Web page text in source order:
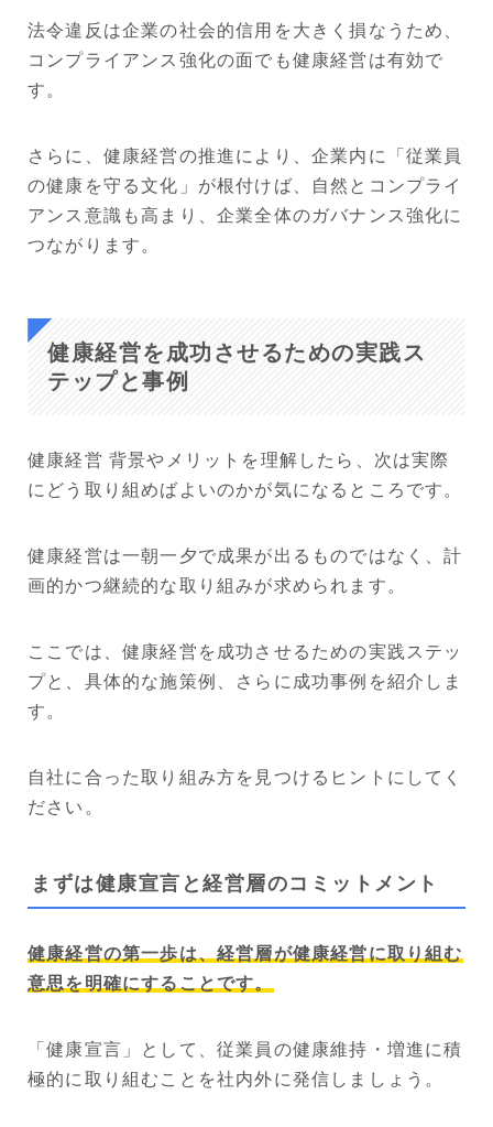
法令違反は企業の社会的信用を大きく損なうため、
コンプライアンス強化の面でも健康経営は有効で
す。
さらに、健康経営の推進により、企業内に「従業員
の健康を守る文化」が根付けば、自然とコンプライ
アンス意識も高まり、企業全体のガバナンス強化に
つながります。
健康経営を成功させるための実践ス
テップと事例
健康経営 背景やメリットを理解したら、次は実際
にどう取り組めばよいのかが気になるところです。
健康経営は一朝一夕で成果が出るものではなく、計
画的かつ継続的な取り組みが求められます。
ここでは、健康経営を成功させるための実践ステッ
プと、具体的な施策例、さらに成功事例を紹介しま
す。
自社に合った取り組み方を見つけるヒントにしてく
ださい。
まずは健康宣言と経営層のコミットメント
健康経営の第一歩は、経営層が健康経営に取り組む
意思を明確にすることです。
「健康宣言」として、従業員の健康維持・増進に積
極的に取り組むことを社内外に発信しましょう。